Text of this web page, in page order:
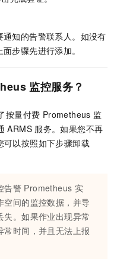
知的告警联系人。如没有
步骤先进行添加。
监控服务？
按量付费 Prometheus 监
ARMS 服务。如果您不再
可以按照如下步骤卸载
告警 Prometheus 实
空间的监控数据，并导
。如果作业出现异常
常时间，并且无法上报